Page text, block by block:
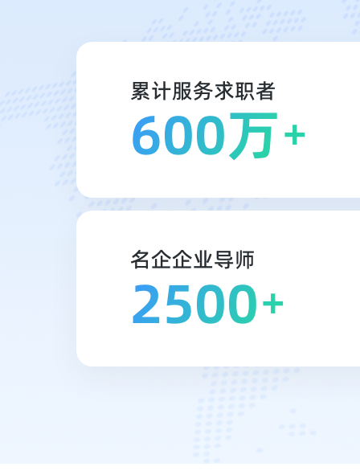
累计服务求职者
600万+
名企企业导师
2500+